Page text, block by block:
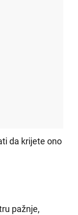
da krijete ono
pažnje,